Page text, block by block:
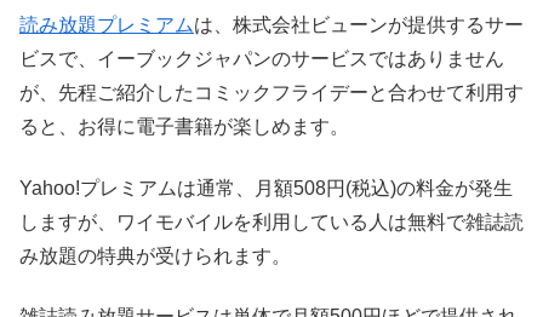
読み放題プレミアムは、株式会社ビューンが提供するサー
ビスで、イーブックジャパンのサービスではありません
が、先程ご紹介したコミックフライデーと合わせて利用す
ると、お得に電子書籍が楽しめます。
Yahoo!プレミアムは通常、月額508円(税込)の料金が発生
しますが、ワイモバイルを利用している人は無料で雑誌読
み放題の特典が受けられます。